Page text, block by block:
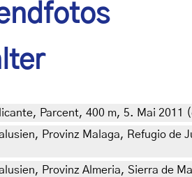
Parcent, 400 m, 5. Mai 2011
Provinz Malaga, Refugio
Provinz Almeria, Sierra de